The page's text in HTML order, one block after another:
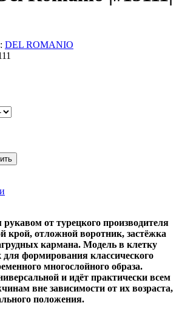
DEL ROMANIO
от турецкого производителя
крой, отложной воротник, застёжка
кармана. Модель в клетку
формирования классического
многослойного образа.
и идёт практически всем
вне зависимости от их возраста,
положения.